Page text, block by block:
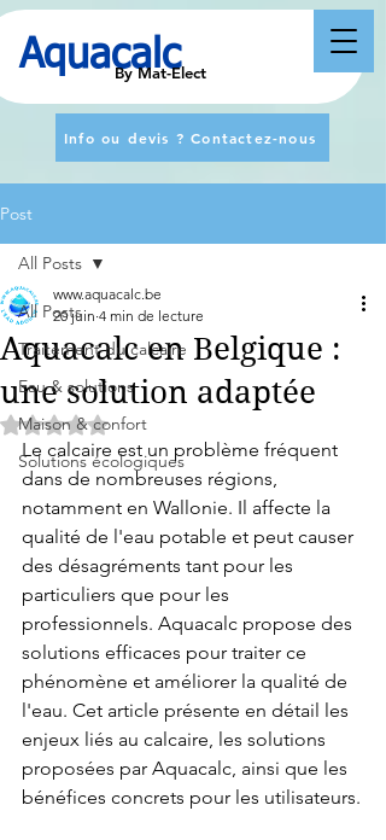
Info ou devis ? Contactez-nous
Aquacalc
By Mat-Elect
Post
All Posts
Traitement du calcaire
Eau & solutions
Maison & confort
Solutions écologiques
All Posts
Aquacalc en Belgique :
une solution adaptée
www.aquacalc.be
20 juin 4 min de lecture
Noté NaN étoiles sur 5.
Le calcaire est un problème fréquent
dans de nombreuses régions,
notamment en Wallonie. Il affecte la
qualité de l'eau potable et peut causer
des désagréments tant pour les
particuliers que pour les
professionnels. Aquacalc propose des
solutions efficaces pour traiter ce
phénomène et améliorer la qualité de
l'eau. Cet article présente en détail les
enjeux liés au calcaire, les solutions
proposées par Aquacalc, ainsi que les
bénéfices concrets pour les utilisateurs.